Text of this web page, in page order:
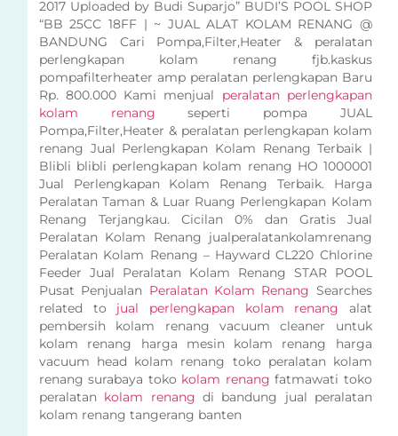
2017 Uploaded by Budi Suparjo” BUDI’S POOL SHOP
“BB 25CC 18FF | ~ JUAL ALAT KOLAM RENANG @
BANDUNG Cari Pompa,Filter,Heater & peralatan
perlengkapan kolam renang fjb.kaskus
pompafilterheater amp peralatan perlengkapan Baru
Rp. 800.000 Kami menjual peralatan perlengkapan
kolam renang seperti pompa JUAL
Pompa,Filter,Heater & peralatan perlengkapan kolam
renang Jual Perlengkapan Kolam Renang Terbaik |
Blibli blibli perlengkapan kolam renang HO 1000001
Jual Perlengkapan Kolam Renang Terbaik. Harga
Peralatan Taman & Luar Ruang Perlengkapan Kolam
Renang Terjangkau. Cicilan 0% dan Gratis Jual
Peralatan Kolam Renang jualperalatankolamrenang
Peralatan Kolam Renang – Hayward CL220 Chlorine
Feeder Jual Peralatan Kolam Renang STAR POOL
Pusat Penjualan Peralatan Kolam Renang Searches
related to jual perlengkapan kolam renang alat
pembersih kolam renang vacuum cleaner untuk
kolam renang harga mesin kolam renang harga
vacuum head kolam renang toko peralatan kolam
renang surabaya toko kolam renang fatmawati toko
peralatan kolam renang di bandung jual peralatan
kolam renang tangerang banten